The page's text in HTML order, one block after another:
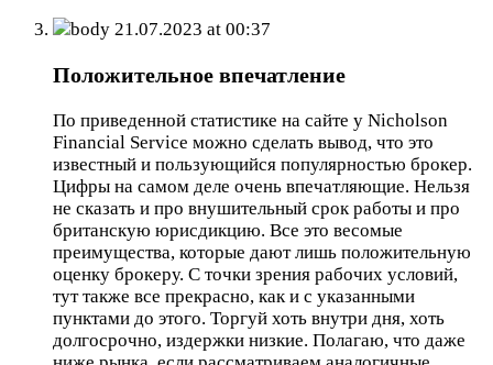
body 21.07.2023 at 00:37
Положительное впечатление
По приведенной статистике на сайте у Nicholson
Financial Service можно сделать вывод, что это
известный и пользующийся популярностью брокер.
Цифры на самом деле очень впечатляющие. Нельзя
не сказать и про внушительный срок работы и про
британскую юрисдикцию. Все это весомые
преимущества, которые дают лишь положительную
оценку брокеру. С точки зрения рабочих условий,
тут также все прекрасно, как и с указанными
пунктами до этого. Торгуй хоть внутри дня, хоть
долгосрочно, издержки низкие. Полагаю, что даже